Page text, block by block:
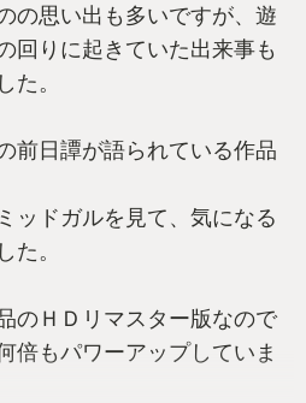
の思い出も多いですが、遊
回りに起きていた出来事も
た。
前日譚が語られている作品
ッドガルを見て、気になる
た。
のＨＤリマスター版なので
倍もパワーアップしていま